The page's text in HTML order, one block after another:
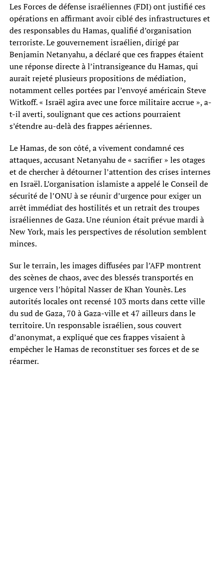
Les Forces de défense israéliennes (FDI) ont justifié ces
opérations en affirmant avoir ciblé des infrastructures et
des responsables du Hamas, qualifié d’organisation
terroriste. Le gouvernement israélien, dirigé par
Benjamin Netanyahu, a déclaré que ces frappes étaient
une réponse directe à l’intransigeance du Hamas, qui
aurait rejeté plusieurs propositions de médiation,
notamment celles portées par l’envoyé américain Steve
Witkoff. « Israël agira avec une force militaire accrue », a-
t-il averti, soulignant que ces actions pourraient
s’étendre au-delà des frappes aériennes.
Le Hamas, de son côté, a vivement condamné ces
attaques, accusant Netanyahu de « sacrifier » les otages
et de chercher à détourner l’attention des crises internes
en Israël. L’organisation islamiste a appelé le Conseil de
sécurité de l’ONU à se réunir d’urgence pour exiger un
arrêt immédiat des hostilités et un retrait des troupes
israéliennes de Gaza. Une réunion était prévue mardi à
New York, mais les perspectives de résolution semblent
minces.
Sur le terrain, les images diffusées par l’AFP montrent
des scènes de chaos, avec des blessés transportés en
urgence vers l’hôpital Nasser de Khan Younès. Les
autorités locales ont recensé 103 morts dans cette ville
du sud de Gaza, 70 à Gaza-ville et 47 ailleurs dans le
territoire. Un responsable israélien, sous couvert
d’anonymat, a expliqué que ces frappes visaient à
empêcher le Hamas de reconstituer ses forces et de se
réarmer.